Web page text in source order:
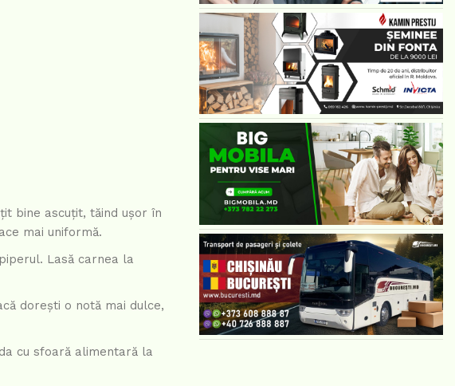
bine ascuțit, tăind ușor în
mai uniformă.
Lasă carnea la
dorești o notă mai dulce,
cu sfoară alimentară la